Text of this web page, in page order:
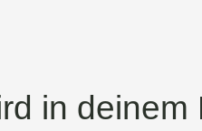
in